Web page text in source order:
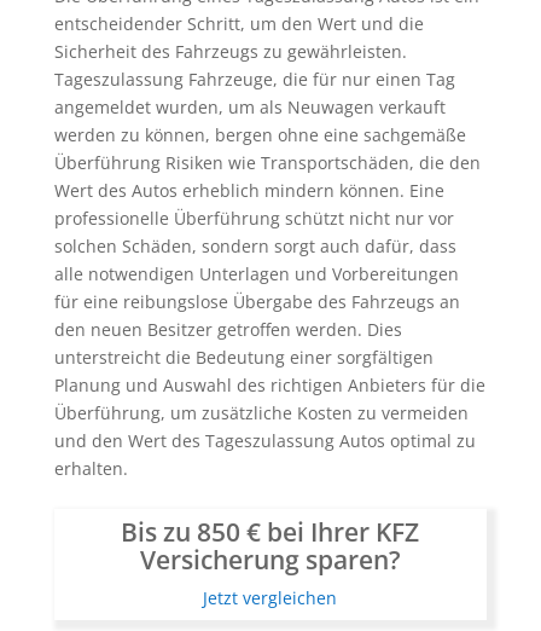
entscheidender Schritt, um den Wert und die
Sicherheit des Fahrzeugs zu gewährleisten.
Tageszulassung Fahrzeuge, die für nur einen Tag
angemeldet wurden, um als Neuwagen verkauft
werden zu können, bergen ohne eine sachgemäße
Überführung Risiken wie Transportschäden, die den
Wert des Autos erheblich mindern können. Eine
professionelle Überführung schützt nicht nur vor
solchen Schäden, sondern sorgt auch dafür, dass
alle notwendigen Unterlagen und Vorbereitungen
für eine reibungslose Übergabe des Fahrzeugs an
den neuen Besitzer getroffen werden. Dies
unterstreicht die Bedeutung einer sorgfältigen
Planung und Auswahl des richtigen Anbieters für die
Überführung, um zusätzliche Kosten zu vermeiden
und den Wert des Tageszulassung Autos optimal zu
erhalten.
Bis zu 850 € bei Ihrer KFZ
Versicherung sparen?
Jetzt vergleichen